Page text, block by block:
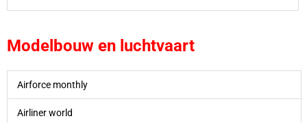
Modelbouw en luchtvaart
Airforce monthly
Airliner world